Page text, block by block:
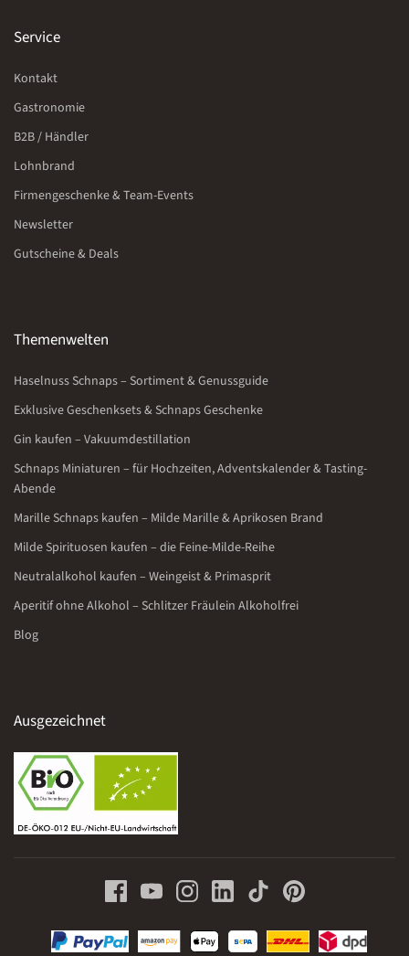
Service
Kontakt
Gastronomie
B2B / Händler
Lohnbrand
Firmengeschenke & Team-Events
Newsletter
Gutscheine & Deals
Themenwelten
Haselnuss Schnaps – Sortiment & Genussguide
Exklusive Geschenksets & Schnaps Geschenke
Gin kaufen – Vakuumdestillation
Schnaps Miniaturen – für Hochzeiten, Adventskalender & Tasting-
Abende
Marille Schnaps kaufen – Milde Marille & Aprikosen Brand
Milde Spirituosen kaufen – die Feine-Milde-Reihe
Neutralalkohol kaufen – Weingeist & Primasprit
Aperitif ohne Alkohol – Schlitzer Fräulein Alkoholfrei
Blog
Ausgezeichnet